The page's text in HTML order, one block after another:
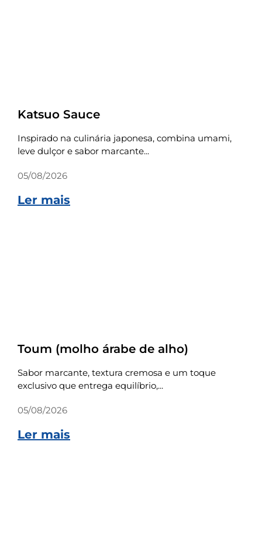
Katsuo Sauce
Inspirado na culinária japonesa, combina umami,
leve dulçor e sabor marcante...
05/08/2026
Ler mais
Toum (molho árabe de alho)
Sabor marcante, textura cremosa e um toque
exclusivo que entrega equilíbrio,...
05/08/2026
Ler mais